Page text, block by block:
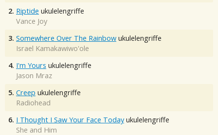
2. Riptide ukulelengriffe
Vance Joy
3. Somewhere Over The Rainbow ukulelengriffe
Israel Kamakawiwo'ole
4. I'm Yours ukulelengriffe
Jason Mraz
5. Creep ukulelengriffe
Radiohead
6. I Thought I Saw Your Face Today ukulelengriffe
She and Him